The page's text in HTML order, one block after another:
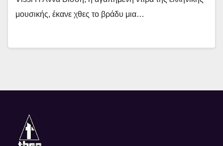
μουσικής, έκανε χθες το βράδυ μια…